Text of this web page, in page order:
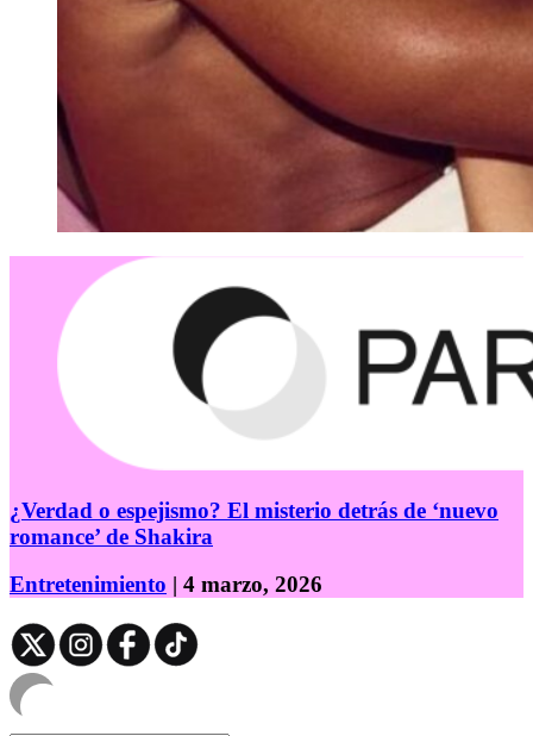
¿Verdad o espejismo? El misterio detrás de ‘nuevo
romance’ de Shakira
Entretenimiento | 4 marzo, 2026